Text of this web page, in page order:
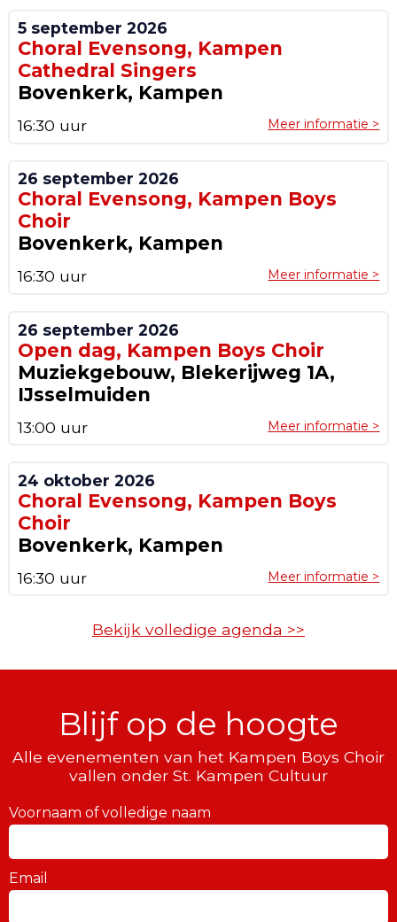
5 september 2026
Choral Evensong, Kampen
Cathedral Singers
Bovenkerk, Kampen
Meer informatie >
16:30 uur
26 september 2026
Choral Evensong, Kampen Boys
Choir
Bovenkerk, Kampen
Meer informatie >
16:30 uur
26 september 2026
Open dag, Kampen Boys Choir
Muziekgebouw, Blekerijweg 1A,
IJsselmuiden
Meer informatie >
13:00 uur
24 oktober 2026
Choral Evensong, Kampen Boys
Choir
Bovenkerk, Kampen
Meer informatie >
16:30 uur
Bekijk volledige agenda >>
Blijf op de hoogte
Alle evenementen van het Kampen Boys Choir
vallen onder St. Kampen Cultuur
Voornaam of volledige naam
Email